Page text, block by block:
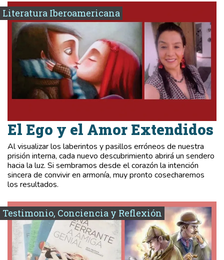
Literatura Iberoamericana
El Ego y el Amor Extendidos
Al visualizar los laberintos y pasillos erróneos de nuestra
prisión interna, cada nuevo descubrimiento abrirá un sendero
hacia la luz. Si sembramos desde el corazón la intención
sincera de convivir en armonía, muy pronto cosecharemos
los resultados.
Testimonio, Conciencia y Reflexión